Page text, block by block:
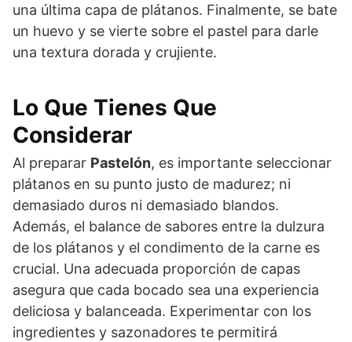
una última capa de plátanos. Finalmente, se bate
un huevo y se vierte sobre el pastel para darle
una textura dorada y crujiente.
Lo Que Tienes Que
Considerar
Al preparar Pastelón, es importante seleccionar
plátanos en su punto justo de madurez; ni
demasiado duros ni demasiado blandos.
Además, el balance de sabores entre la dulzura
de los plátanos y el condimento de la carne es
crucial. Una adecuada proporción de capas
asegura que cada bocado sea una experiencia
deliciosa y balanceada. Experimentar con los
ingredientes y sazonadores te permitirá